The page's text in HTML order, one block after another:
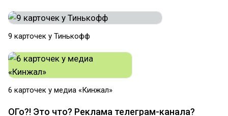
9 карточек у Тинькофф
6 карточек у медиа «Кинжал»
ОГо?! Это что? Реклама телеграм-канала?